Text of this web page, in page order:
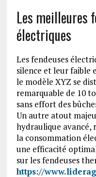
Les meilleures
électriques
Les fendeuses
silence et leur faible
le modèle XYZ se
remarquable de 10
sans effort des
Un autre atout
hydraulique avancé,
la consommation
une efficacité
sur les fendeuses
https://